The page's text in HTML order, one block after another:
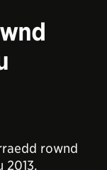
rownd
2013.